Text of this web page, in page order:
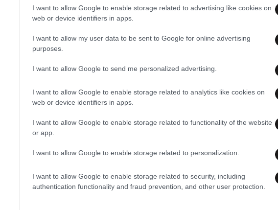
I want to allow Google to enable storage related to advertising like cookies on
web or device identifiers in apps.
I want to allow my user data to be sent to Google for online advertising
purposes.
I want to allow Google to send me personalized advertising.
I want to allow Google to enable storage related to analytics like cookies on
web or device identifiers in apps.
I want to allow Google to enable storage related to functionality of the website
or app.
I want to allow Google to enable storage related to personalization.
I want to allow Google to enable storage related to security, including
authentication functionality and fraud prevention, and other user protection.
ΑΠΟ ΤA ΑΘΛΗΤΙΚΑ ΟΛΑ ΤΑ ΑΡΘΡΑ